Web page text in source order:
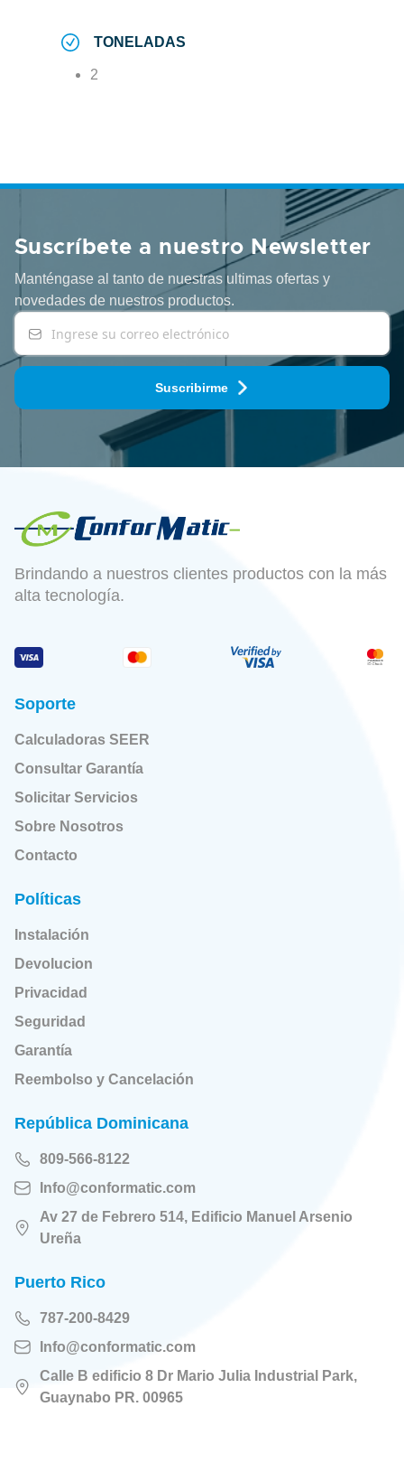
TONELADAS
2
Suscríbete a nuestro Newsletter
Manténgase al tanto de nuestras ultimas ofertas y
novedades de nuestros productos.
Suscribirme
Brindando a nuestros clientes productos con la más
alta tecnología.
Soporte
Calculadoras SEER
Consultar Garantía
Solicitar Servicios
Sobre Nosotros
Contacto
Políticas
Instalación
Devolucion
Privacidad
Seguridad
Garantía
Reembolso y Cancelación
República Dominicana
809-566-8122
Info@conformatic.com
Av 27 de Febrero 514, Edificio Manuel Arsenio
Ureña
Puerto Rico
787-200-8429
Info@conformatic.com
Calle B edificio 8 Dr Mario Julia Industrial Park,
Guaynabo PR. 00965